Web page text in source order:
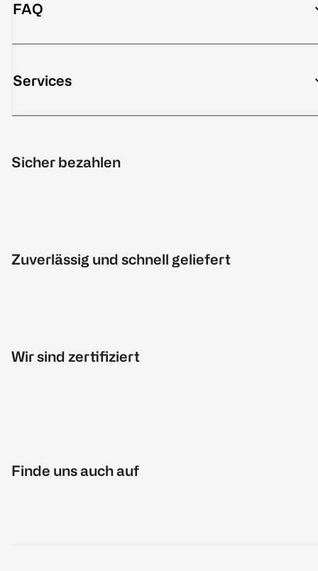
FAQ
Services
Sicher bezahlen
Zuverlässig und schnell geliefert
Wir sind zertifiziert
Finde uns auch auf